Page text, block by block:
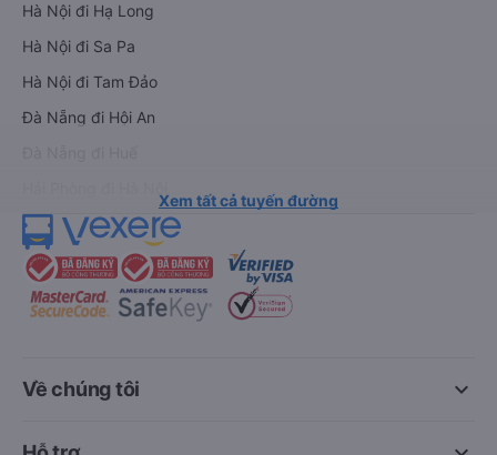
Hà Nội đi Hạ Long
Hà Nội đi Sa Pa
Hà Nội đi Tam Đảo
Đà Nẵng đi Hội An
Xem tất cả tuyến đường
keyboard_arrow_down
Về chúng tôi